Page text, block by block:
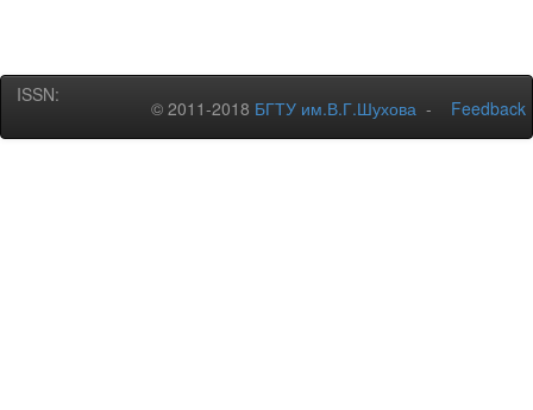
ISSN:
© 2011-2018 БГТУ им.В.Г.Шухова - Feedback